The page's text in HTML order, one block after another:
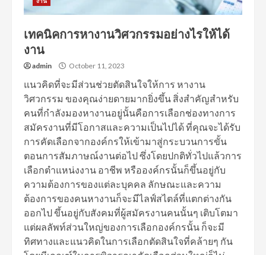
เทคนิคการหางานวิศวกรรมอย่างไรให้ได้
งาน
admin October 11, 2023
แนวคิดที่จะมีส่วนช่วยตัดสินใจให้การ หางาน
วิศวกรรม ของคุณง่ายดายมากยิ่งขึ้น สิ่งสำคัญสำหรับ
คนที่กำลังมองหางานอยู่นั้นคือการเลือกช่องทางการ
สมัครงานที่มีโอกาสและความเป็นไปได้ ที่คุณจะได้รับ
การคัดเลือกจากองค์กรให้เข้ามาสู่กระบวนการขั้น
ตอนการสัมภาษณ์งานต่อไป ซึ่งโดยปกติทั่วไปแล้วการ
เลือกตำแหน่งงาน อาชีพ หรือองค์กรนั้นก็ขึ้นอยู่กับ
ความต้องการของแต่ละบุคคล ลักษณะและความ
ต้องการของคนหางานก็จะมีไลฟ์สไตล์ที่แตกต่างกัน
ออกไป ขึ้นอยู่กับสังคมที่ผู้สมัครงานคนนั้นๆ เติบโตมา
แต่ผลลัพท์ส่วนใหญ่ของการเลือกองค์กรนั้น ก็จะมี
ทิศทางและแนวคิดในการเลือกตัดสินใจที่คล้ายๆ กัน